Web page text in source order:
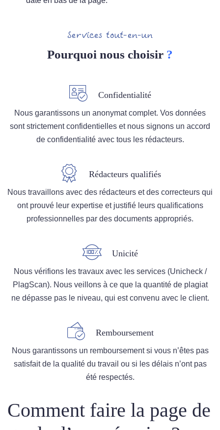
Services tout-en-un
Pourquoi nous choisir ?
Confidentialité
Nous garantissons un anonymat complet. Vos données
sont strictement confidentielles et nous signons un accord
de confidentialité avec tous les rédacteurs.
Rédacteurs qualifiés
Nous travaillons avec des rédacteurs et des correcteurs qui
ont prouvé leur expertise et justifié leurs qualifications
professionnelles par des documents appropriés.
Unicité
Nous vérifions les travaux avec les services (Unicheck /
PlagScan). Nous veillons à ce que la quantité de plagiat
ne dépasse pas le niveau, qui est convenu avec le client.
Remboursement
Nous garantissons un remboursement si vous n’êtes pas
satisfait de la qualité du travail ou si les délais n’ont pas
été respectés.
Comment faire la page de